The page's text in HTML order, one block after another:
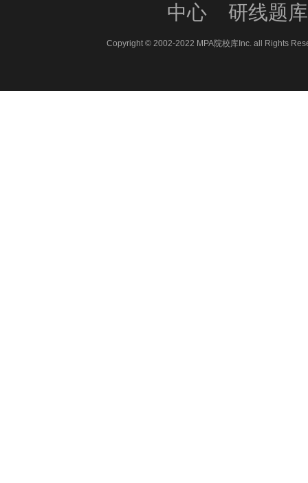
中心
研线题库
Copyright © 2002-2022 MPA院校库Inc. all Rights